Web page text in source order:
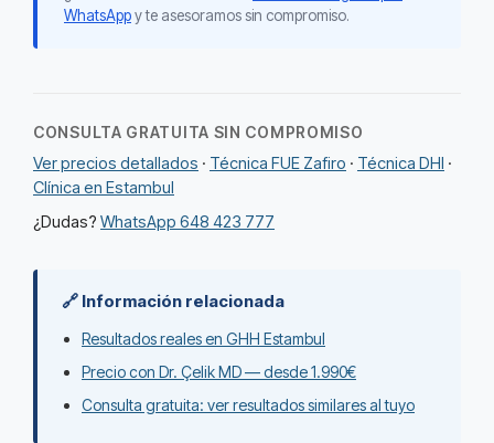
WhatsAppy te asesoramos sin compromiso.
CONSULTA GRATUITA SIN COMPROMISO
Ver precios detallados · Técnica FUE Zafiro · Técnica DHI ·
Clínica en Estambul
¿Dudas? WhatsApp 648 423 777
🔗 Información relacionada
Resultados reales en GHH Estambul
Precio con Dr. Çelik MD — desde 1.990€
Consulta gratuita: ver resultados similares al tuyo